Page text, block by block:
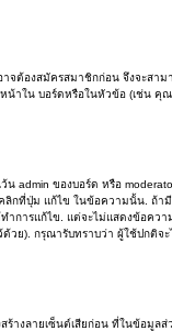
ต้องสมัครสมาชิกก่อน จึงจะสา
าใน บอร์ดหรือในหัวข้อ (เช่น คุ
admin ของบอร์ด หรือ
คลิกที่ปุ่ม แก้ไข ในข้อความนั้น.
ารแก้ไข. แต่จะไม่แสดงข้อความ
วย). กรุณารับทราบว่า ผู้ใช้ปกติ
างลายเซ็นต์เสียก่อน ที่ในข้อมูล